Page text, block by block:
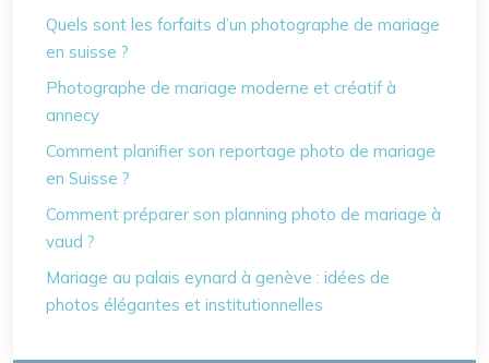
Quels sont les forfaits d’un photographe de mariage
en suisse ?
Photographe de mariage moderne et créatif à
annecy
Comment planifier son reportage photo de mariage
en Suisse ?
Comment préparer son planning photo de mariage à
vaud ?
Mariage au palais eynard à genève : idées de
photos élégantes et institutionnelles